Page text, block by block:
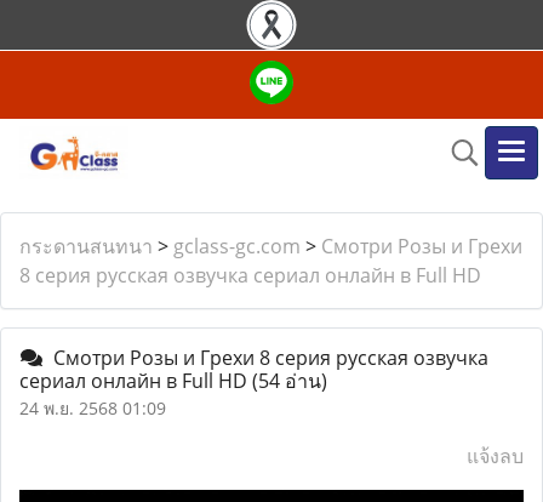
กระดานสนทนา > gclass-gc.com > Смотри Розы и Грехи
8 серия русская озвучка сериал онлайн в Full HD
Смотри Розы и Грехи 8 серия русская озвучка
сериал онлайн в Full HD (54 อ่าน)
24 พ.ย. 2568 01:09
แจ้งลบ